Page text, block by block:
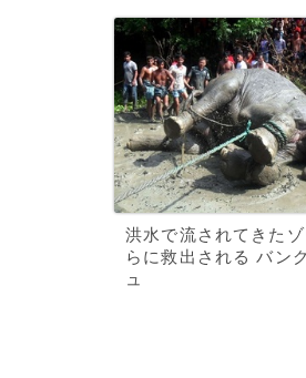
洪水で流されてきたゾ
らに救出される バン
ュ